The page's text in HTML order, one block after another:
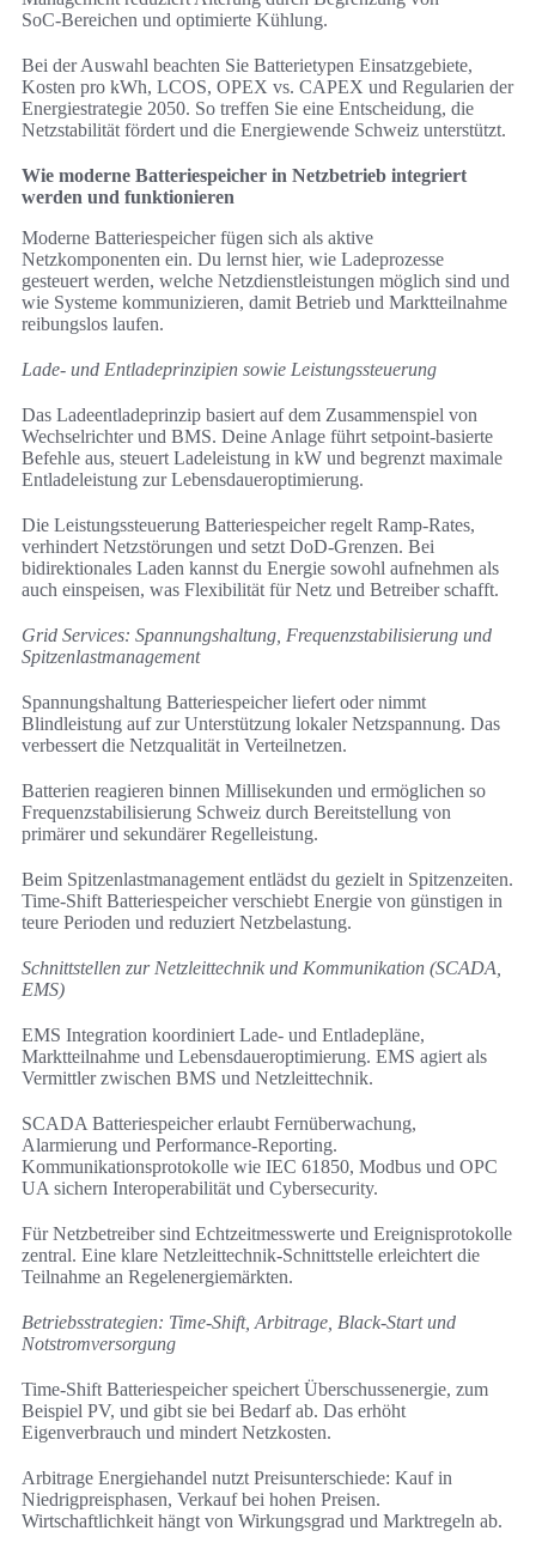
SoC‑Bereichen und optimierte Kühlung.
Bei der Auswahl beachten Sie Batterietypen Einsatzgebiete,
Kosten pro kWh, LCOS, OPEX vs. CAPEX und Regularien der
Energiestrategie 2050. So treffen Sie eine Entscheidung, die
Netzstabilität fördert und die Energiewende Schweiz unterstützt.
Wie moderne Batteriespeicher in Netzbetrieb integriert
werden und funktionieren
Moderne Batteriespeicher fügen sich als aktive
Netzkomponenten ein. Du lernst hier, wie Ladeprozesse
gesteuert werden, welche Netzdienstleistungen möglich sind und
wie Systeme kommunizieren, damit Betrieb und Marktteilnahme
reibungslos laufen.
Lade- und Entladeprinzipien sowie Leistungssteuerung
Das Ladeentladeprinzip basiert auf dem Zusammenspiel von
Wechselrichter und BMS. Deine Anlage führt setpoint-basierte
Befehle aus, steuert Ladeleistung in kW und begrenzt maximale
Entladeleistung zur Lebensdaueroptimierung.
Die Leistungssteuerung Batteriespeicher regelt Ramp‑Rates,
verhindert Netzstörungen und setzt DoD-Grenzen. Bei
bidirektionales Laden kannst du Energie sowohl aufnehmen als
auch einspeisen, was Flexibilität für Netz und Betreiber schafft.
Grid Services: Spannungshaltung, Frequenzstabilisierung und
Spitzenlastmanagement
Spannungshaltung Batteriespeicher liefert oder nimmt
Blindleistung auf zur Unterstützung lokaler Netzspannung. Das
verbessert die Netzqualität in Verteilnetzen.
Batterien reagieren binnen Millisekunden und ermöglichen so
Frequenzstabilisierung Schweiz durch Bereitstellung von
primärer und sekundärer Regelleistung.
Beim Spitzenlastmanagement entlädst du gezielt in Spitzenzeiten.
Time‑Shift Batteriespeicher verschiebt Energie von günstigen in
teure Perioden und reduziert Netzbelastung.
Schnittstellen zur Netzleittechnik und Kommunikation (SCADA,
EMS)
EMS Integration koordiniert Lade- und Entladepläne,
Marktteilnahme und Lebensdaueroptimierung. EMS agiert als
Vermittler zwischen BMS und Netzleittechnik.
SCADA Batteriespeicher erlaubt Fernüberwachung,
Alarmierung und Performance‑Reporting.
Kommunikationsprotokolle wie IEC 61850, Modbus und OPC
UA sichern Interoperabilität und Cybersecurity.
Für Netzbetreiber sind Echtzeitmesswerte und Ereignisprotokolle
zentral. Eine klare Netzleittechnik-Schnittstelle erleichtert die
Teilnahme an Regelenergiemärkten.
Betriebsstrategien: Time‑Shift, Arbitrage, Black‑Start und
Notstromversorgung
Time‑Shift Batteriespeicher speichert Überschussenergie, zum
Beispiel PV, und gibt sie bei Bedarf ab. Das erhöht
Eigenverbrauch und mindert Netzkosten.
Arbitrage Energiehandel nutzt Preisunterschiede: Kauf in
Niedrigpreisphasen, Verkauf bei hohen Preisen.
Wirtschaftlichkeit hängt von Wirkungsgrad und Marktregeln ab.